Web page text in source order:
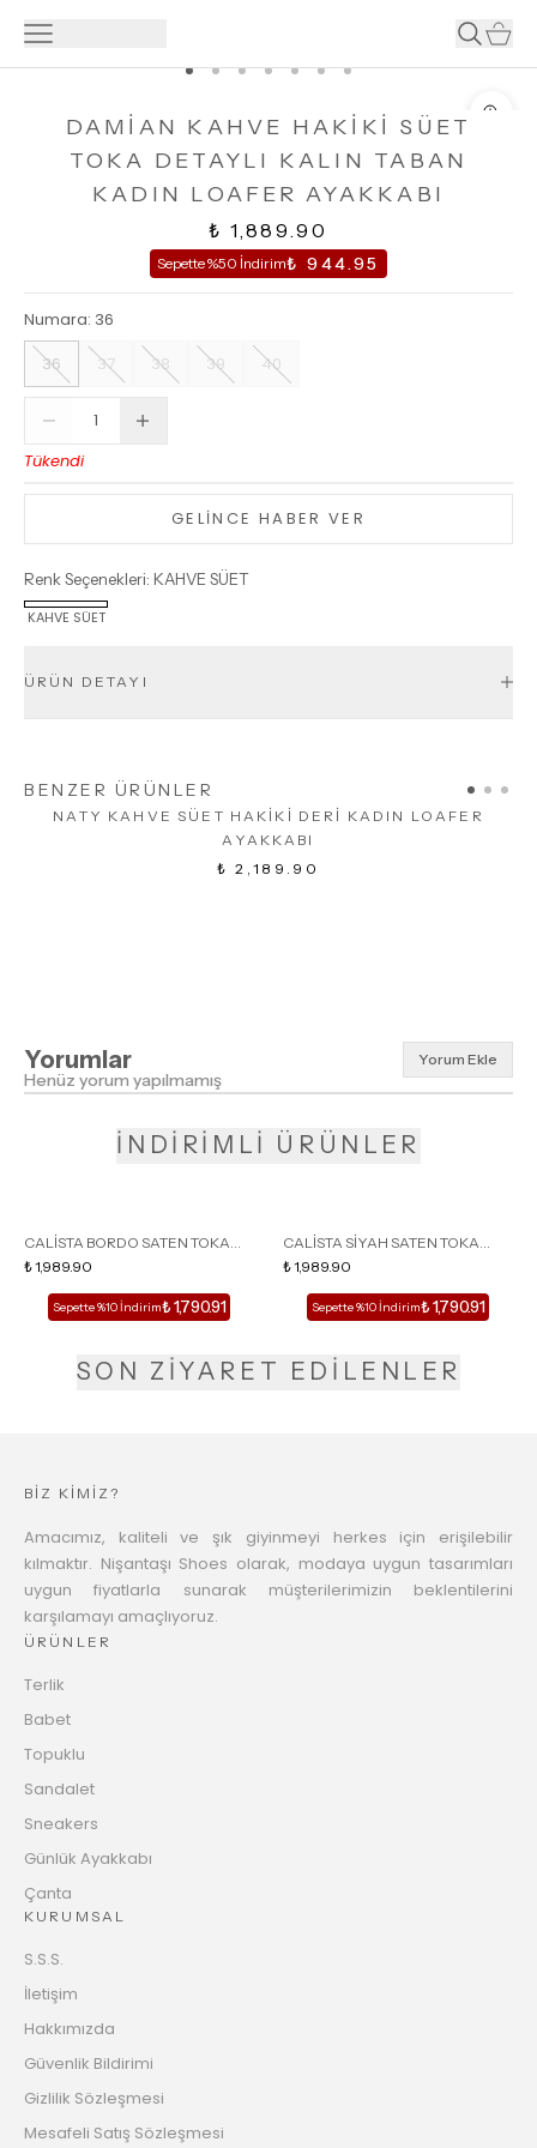
DAMİAN KAHVE HAKİKİ SÜET
TOKA DETAYLI KALIN TABAN
KADIN LOAFER AYAKKABI
₺ 1,889.90
Sepette %50 İndirim₺ 944.95
Numara: 36
36
37 38 39 40
Tükendi
GELİNCE HABER VER
Renk Seçenekleri: KAHVE SÜET
KAHVE SÜET
ÜRÜN DETAYI
BENZER ÜRÜNLER
NATY KAHVE SÜET HAKİKİ DERİ KADIN LOAFER
AYAKKABI
₺ 2,189.90
Yorumlar Yorum Ekle
Henüz yorum yapılmamış
İNDİRİMLİ ÜRÜNLER
CALİSTA BORDO SATEN TOKA
DETAY SİVRİ BURUN KADIN
TOPUKLU TERLİK
₺ 1,989.90
Sepette %10 İndirim₺ 1,790.91
CALİSTA SİYAH SATEN TOKA
DETAY SİVRİ BURUN KADIN
TOPUKLU TERLİK
₺ 1,989.90
Sepette %10 İndirim₺ 1,790.91
SON ZİYARET EDİLENLER
BİZ KİMİZ?
Amacımız, kaliteli ve şık giyinmeyi herkes için erişilebilir
kılmaktır. Nişantaşı Shoes olarak, modaya uygun tasarımları
uygun fiyatlarla sunarak müşterilerimizin beklentilerini
karşılamayı amaçlıyoruz.
ÜRÜNLER
Terlik
Babet
Topuklu
Sandalet
Sneakers
Günlük Ayakkabı
Çanta
KURUMSAL
S.S.S.
İletişim
Hakkımızda
Güvenlik Bildirimi
Gizlilik Sözleşmesi
Mesafeli Satış Sözleşmesi